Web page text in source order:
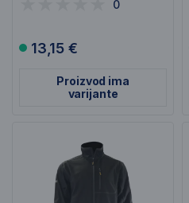
0
13,15 €
Proizvod ima
varijante